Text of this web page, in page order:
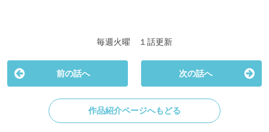
毎週火曜 １話更新
前の話へ 次の話へ
作品紹介ページへもどる